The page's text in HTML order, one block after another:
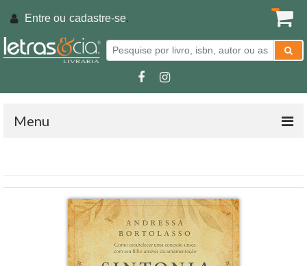
Entre ou cadastre-se.
Menu